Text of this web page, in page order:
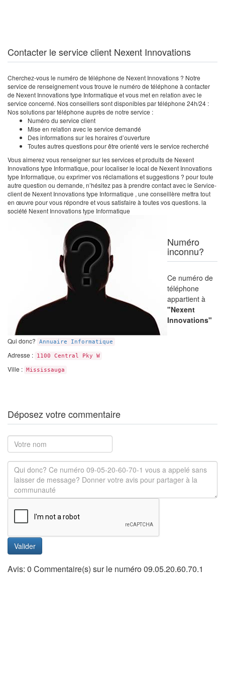
Contacter le service client Nexent Innovations
Cherchez-vous le numéro de téléphone de Nexent Innovations ? Notre
service de renseignement vous trouve le numéro de téléphone à contacter
de Nexent Innovations type Informatique et vous met en relation avec le
service concerné. Nos conseillers sont disponibles par téléphone 24h/24 :
Nos solutions par téléphone auprès de notre service :
Numéro du service client
Mise en relation avec le service demandé
Des informations sur les horaires d’ouverture
Toutes autres questions pour être orienté vers le service recherché
Vous aimerez vous renseigner sur les services et produits de Nexent
Innovations type Informatique, pour localiser le local de Nexent Innovations
type Informatique, ou exprimer vos réclamations et suggestions ? pour toute
autre question ou demande, n’hésitez pas à prendre contact avec le Service-
client de Nexent Innovations type Informatique , une conseillère mettra tout
en œuvre pour vous répondre et vous satisfaire à toutes vos questions. la
société Nexent Innovations type Informatique
Numéro
inconnu?
Ce numéro de
téléphone
appartient à
"Nexent
Innovations"
Qui donc? Annuaire Informatique
Adresse : 1100 Central Pky W
Ville : Mississauga
Déposez votre commentaire
Valider
Avis: 0 Commentaire(s) sur le numéro 09.05.20.60.70.1